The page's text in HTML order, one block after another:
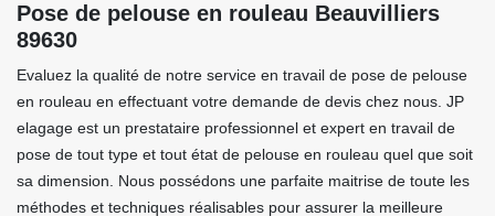
Pose de pelouse en rouleau Beauvilliers
89630
Evaluez la qualité de notre service en travail de pose de pelouse
en rouleau en effectuant votre demande de devis chez nous. JP
elagage est un prestataire professionnel et expert en travail de
pose de tout type et tout état de pelouse en rouleau quel que soit
sa dimension. Nous possédons une parfaite maitrise de toute les
méthodes et techniques réalisables pour assurer la meilleure